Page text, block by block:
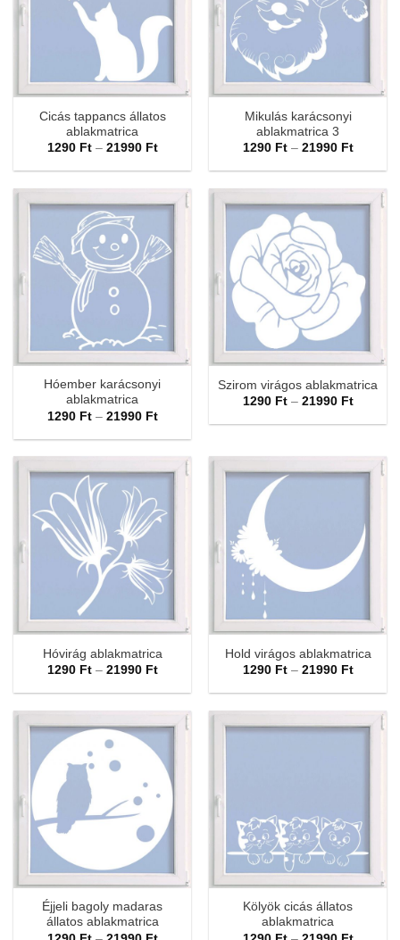
Cicás tappancs állatos
ablakmatrica
1290 Ft – 21990 FtÁrtartomány:
-
Mikulás karácsonyi
ablakmatrica 3
1290 Ft – 21990 Ft
-
Hóember karácsonyi
ablakmatrica
1290 Ft – 21990 FtÁrtartomány:
-
Szirom virágos ablakmatrica
1290 Ft – 21990 Ft
-
Hóvirág ablakmatrica
1290 Ft – 21990 FtÁrtartomány:
-
Hold virágos ablakmatrica
1290 Ft – 21990 Ft
-
Éjjeli bagoly madaras
állatos ablakmatrica
Kölyök cicás állatos
ablakmatrica